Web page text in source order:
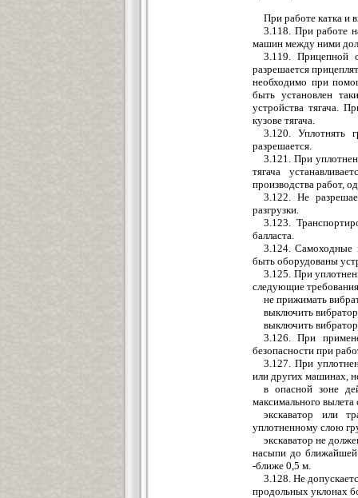
При работе катка и
3.118. При работе
машин между ними
3.119. Прицепной
разрешается
необходимо при
быть установлен
устройства тягача.
кузове тягача.
3.120. Уплотнять
разрешается.
3.121. При
тягача
производства работ,
3.122. Не
разгрузки.
3.123.
балласта.
3.124. Самоходные
быть оборудованы
3.125. При
следующие
не прижимать
выключить
выключить
3.126. При
безопасности при
3.127. При
или других машинах,
в опасной зоне
максимального
экскаватор или
уплотненному слою
экскаватор не
насыпи до
-ближе 0,5 м.
3.128. Не
продольных уклонах